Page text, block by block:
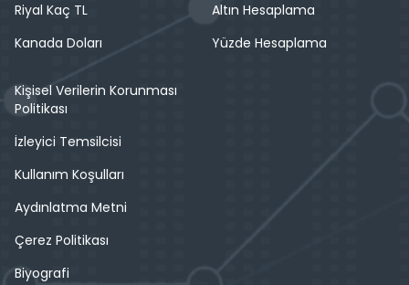
Riyal Kaç TL
Kanada Doları
Altın Hesaplama
Yüzde Hesaplama
Kişisel Verilerin Korunması
Politikası
İzleyici Temsilcisi
Kullanım Koşulları
Aydınlatma Metni
Çerez Politikası
Biyografi